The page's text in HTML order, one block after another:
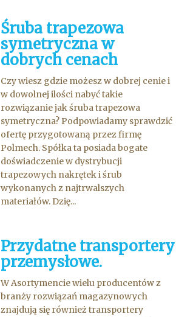
Śruba trapezowa
symetryczna w
dobrych cenach
Czy wiesz gdzie możesz w dobrej cenie i
w dowolnej ilości nabyć takie
rozwiązanie jak śruba trapezowa
symetryczna? Podpowiadamy sprawdzić
ofertę przygotowaną przez firmę
Polmech. Spółka ta posiada bogate
doświadczenie w dystrybucji
trapezowych nakrętek i śrub
wykonanych z najtrwalszych
materiałów. Dzię...
Przydatne transportery
przemysłowe.
W Asortymencie wielu producentów z
branży rozwiązań magazynowych
znajdują się również transportery